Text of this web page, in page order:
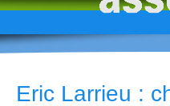
Eric Larrieu :